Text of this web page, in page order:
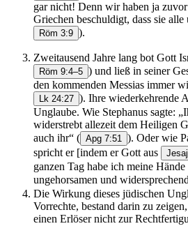
gar nicht! Denn wir haben ja
Griechen beschuldigt, dass sie alle
Röm 3:9 ).
Zweitausend Jahre lang bot Gott
Röm 9:4–5 ) und ließ in seiner
den kommenden Messias immer
Lk 24:27 ). Ihre wiederkehrende
Unglaube. Wie Stephanus sagte:
widerstrebt allezeit dem Heiligen
auch ihr“ ( Apg 7:51 ). Oder wie
spricht er [indem er Gott aus
ganzen Tag habe ich meine
ungehorsamen und
Die Wirkung dieses jüdischen
Vorrechte, bestand darin zu
einen Erlöser nicht zur